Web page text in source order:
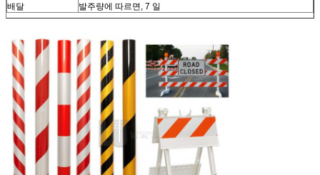
배달
발주량에 따르면, 7 일